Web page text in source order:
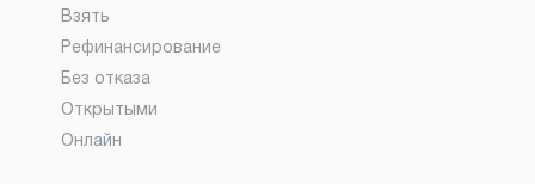
Взять
Рефинансирование
Без отказа
Открытыми
Онлайн